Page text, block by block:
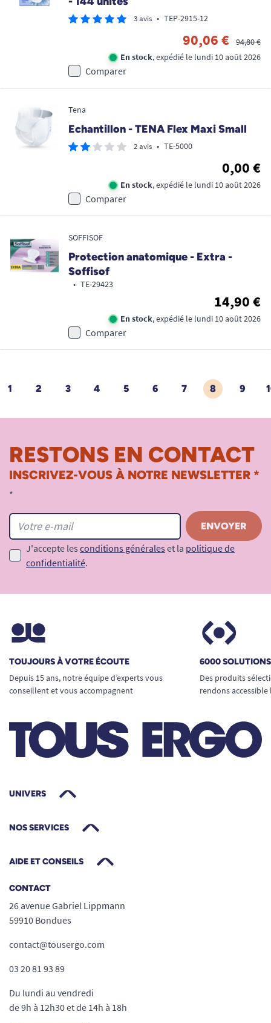
3 avis • TEP-2915-12
90,06 €
94,80 €
En stock, expédié le lundi 10 août 2026
Comparer
Tena
Echantillon - TENA Flex Maxi Small
2 avis • TE-5000
0,00 €
En stock, expédié le lundi 10 août 2026
Comparer
SOFFISOF
Protection anatomique - Extra -
Soffisof
• TE-29423
14,90 €
En stock, expédié le lundi 10 août 2026
Comparer
1 2 3 4 5 6 7 8 9
RESTONS EN CONTACT
INSCRIVEZ-VOUS À NOTRE NEWSLETTER *
*
J'accepte les conditions générales et la politique de
confidentialité.
TOUJOURS À VOTRE ÉCOUTE
Depuis 15 ans, notre équipe d’experts vous
conseillent et vous accompagnent
6000
Des produits
rendons
UNIVERS
NOS SERVICES
AIDE ET CONSEILS
CONTACT
26 avenue Gabriel Lippmann
59910 Bondues
contact@tousergo.com
03 20 81 93 89
Du lundi au vendredi
de 9h à 12h30 et de 14h à 18h